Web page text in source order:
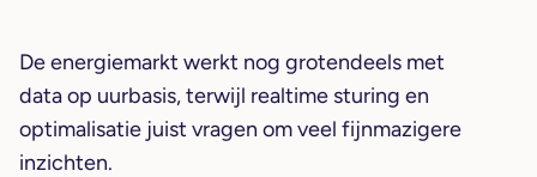
De energiemarkt werkt nog grotendeels met
data op uurbasis, terwijl realtime sturing en
optimalisatie juist vragen om veel fijnmazigere
inzichten.